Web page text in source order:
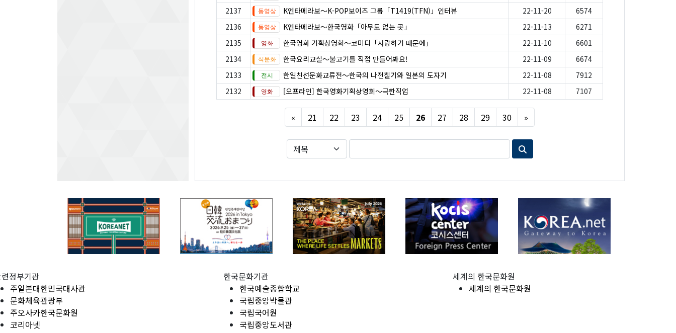
2137
K엔타메라보～K-POP보이즈 그룹「T1419(TFN)」인터뷰 22-11-20
6574
2136
K엔타메라보～한국영화「아무도 없는 곳」 22-11-13
6271
2135
한국영화 기획상영회～코미디「사랑하기 때문에」 22-11-10
6601
2134
한국요리교실〜불고기를 직접 만들어봐요! 22-11-09
6674
2133
한일친선문화교류전～한국의 나전칠기와 일본의 도자기 22-11-08
7912
2132
[오프라인] 한국영화기획상영회～극한직업 22-11-08 7107
« Previous
21 22 23 24 25 26 27 28 29 30 »
정부기관
주일본대한민국대사관
문화체육관광부
주오사카한국문화원
코리아넷
한국문화기관
한국예술종합학교
국립중앙박물관
국립국어원
국립중앙도서관
세계의 한국문화원
세계의 한국문화원